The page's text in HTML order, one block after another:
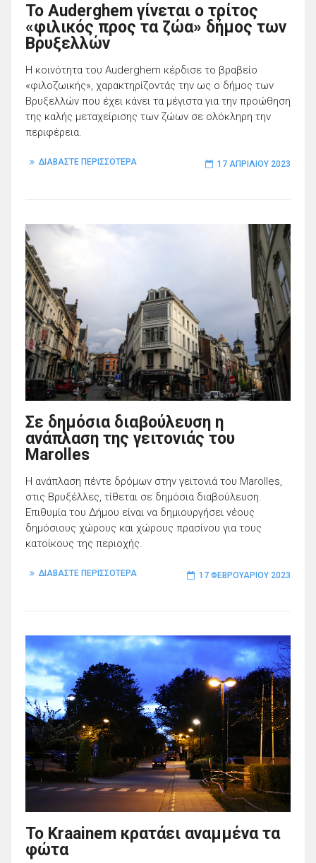
Το Auderghem γίνεται ο τρίτος
«φιλικός προς τα ζώα» δήμος των
Βρυξελλών
Η κοινότητα του Auderghem κέρδισε το βραβείο
«φιλοζωικής», χαρακτηρίζοντάς την ως ο δήμος των
Βρυξελλών που έχει κάνει τα μέγιστα για την προώθηση
της καλής μεταχείρισης των ζώων σε ολόκληρη την
περιφέρεια.
ΔΙΑΒΑΣΤΕ ΠΕΡΙΣΣΟΤΕΡΑ 17 ΑΠΡΙΛΊΟΥ 2023
Σε δημόσια διαβούλευση η
ανάπλαση της γειτονιάς του
Marolles
H ανάπλαση πέντε δρόμων στην γειτονιά του Marolles,
στις Βρυξέλλες, τίθεται σε δημόσια διαβούλευση.
Επιθυμία του Δήμου είναι να δημιουργήσει νέους
δημόσιους χώρους και χώρους πρασίνου για τους
κατοίκους της περιοχής.
ΔΙΑΒΑΣΤΕ ΠΕΡΙΣΣΟΤΕΡΑ 17 ΦΕΒΡΟΥΑΡΊΟΥ 2023
To Kraainem κρατάει αναμμένα τα
φώτα